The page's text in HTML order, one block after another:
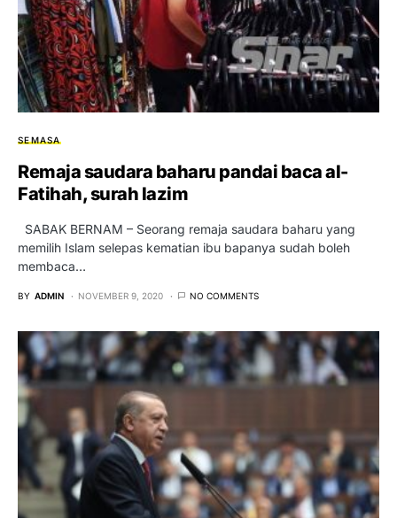
SEMASA
Remaja saudara baharu pandai baca al-
Fatihah, surah lazim
SABAK BERNAM – Seorang remaja saudara baharu yang
memilih Islam selepas kematian ibu bapanya sudah boleh
membaca…
BY ADMIN NOVEMBER 9, 2020 NO COMMENTS